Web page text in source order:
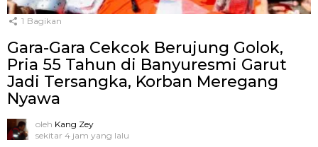
1 Bagikan
Gara-Gara Cekcok Berujung Golok,
Pria 55 Tahun di Banyuresmi Garut
Jadi Tersangka, Korban Meregang
Nyawa
oleh Kang Zey
sekitar 4 jam yang lalu